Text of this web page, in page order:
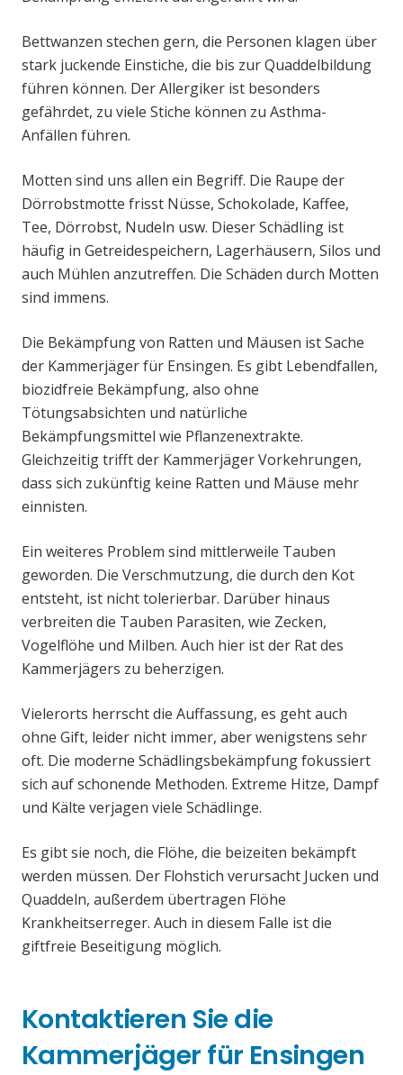
Bettwanzen stechen gern, die Personen klagen über
stark juckende Einstiche, die bis zur Quaddelbildung
führen können. Der Allergiker ist besonders
gefährdet, zu viele Stiche können zu Asthma-
Anfällen führen.
Motten sind uns allen ein Begriff. Die Raupe der
Dörrobstmotte frisst Nüsse, Schokolade, Kaffee,
Tee, Dörrobst, Nudeln usw. Dieser Schädling ist
häufig in Getreidespeichern, Lagerhäusern, Silos und
auch Mühlen anzutreffen. Die Schäden durch Motten
sind immens.
Die Bekämpfung von Ratten und Mäusen ist Sache
der Kammerjäger für Ensingen. Es gibt Lebendfallen,
biozidfreie Bekämpfung, also ohne
Tötungsabsichten und natürliche
Bekämpfungsmittel wie Pflanzenextrakte.
Gleichzeitig trifft der Kammerjäger Vorkehrungen,
dass sich zukünftig keine Ratten und Mäuse mehr
einnisten.
Ein weiteres Problem sind mittlerweile Tauben
geworden. Die Verschmutzung, die durch den Kot
entsteht, ist nicht tolerierbar. Darüber hinaus
verbreiten die Tauben Parasiten, wie Zecken,
Vogelflöhe und Milben. Auch hier ist der Rat des
Kammerjägers zu beherzigen.
Vielerorts herrscht die Auffassung, es geht auch
ohne Gift, leider nicht immer, aber wenigstens sehr
oft. Die moderne Schädlingsbekämpfung fokussiert
sich auf schonende Methoden. Extreme Hitze, Dampf
und Kälte verjagen viele Schädlinge.
Es gibt sie noch, die Flöhe, die beizeiten bekämpft
werden müssen. Der Flohstich verursacht Jucken und
Quaddeln, außerdem übertragen Flöhe
Krankheitserreger. Auch in diesem Falle ist die
giftfreie Beseitigung möglich.
Kontaktieren Sie die
Kammerjäger für Ensingen